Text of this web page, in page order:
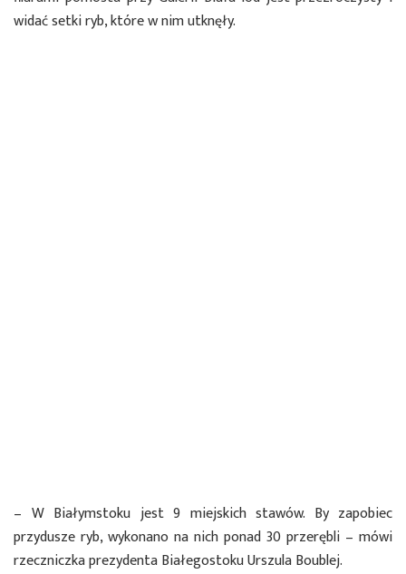
widać setki ryb, które w nim utknęły.
– W Białymstoku jest 9 miejskich stawów. By zapobiec
przydusze ryb, wykonano na nich ponad 30 przerębli – mówi
rzeczniczka prezydenta Białegostoku Urszula Boublej.